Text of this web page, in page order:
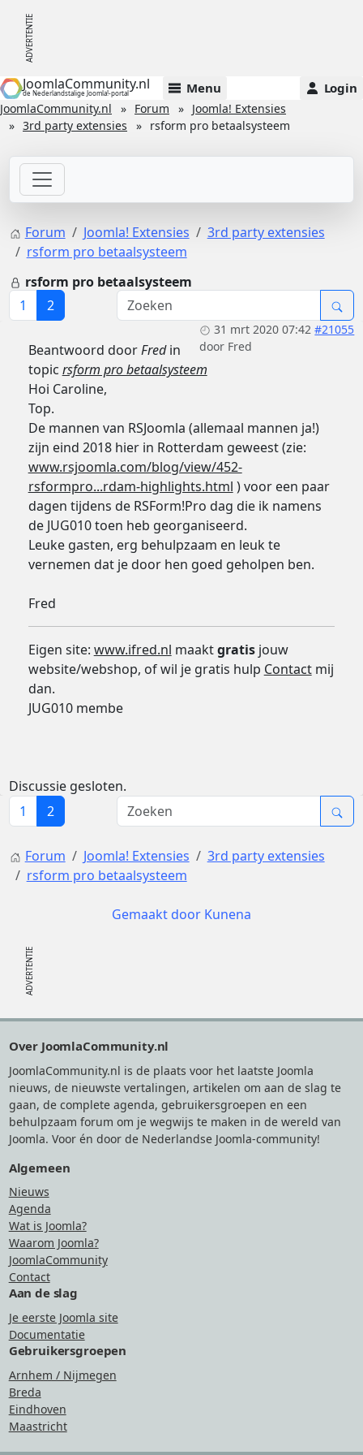
JoomlaCommunity.nl
de Nederlandstalige Joomla!-portal Menu Login
JoomlaCommunity.nl Forum
Joomla! Extensies
3rd party extensies
rsform pro betaalsysteem
Forum Joomla! Extensies
3rd party extensies
rsform pro betaalsysteem
rsform pro betaalsysteem
1
2
31 mrt 2020 07:42 #21055
door Fred
Beantwoord doorFredin
topic rsform pro betaalsysteem
Hoi Caroline,
Top.
De mannen van RSJoomla (allemaal mannen ja!)
zijn eind 2018 hier in Rotterdam geweest (zie:
www.rsjoomla.com/blog/view/452-
rsformpro...rdam-highlights.html ) voor een paar
dagen tijdens de RSForm!Pro dag die ik namens
de JUG010 toen heb georganiseerd.
Leuke gasten, erg behulpzaam en leuk te
vernemen dat je door hen goed geholpen ben.
Fred
Eigen site: www.ifred.nl maaktgratisjouw
website/webshop, of wil je gratis hulp Contactmij
dan.
JUG010 membe
Discussie gesloten.
1
2
Forum Joomla! Extensies
3rd party extensies
rsform pro betaalsysteem
Gemaakt door Kunena
Over JoomlaCommunity.nl
JoomlaCommunity.nl is de plaats voor het laatste Joomla
nieuws, de nieuwste vertalingen, artikelen om aan de slag te
gaan, de complete agenda, gebruikersgroepen en een
behulpzaam forum om je wegwijs te maken in de wereld van
Joomla. Voor én door de Nederlandse Joomla-community!
Algemeen
Nieuws
Agenda
Wat is Joomla?
Waarom Joomla?
JoomlaCommunity
Contact
Aan de slag
Je eerste Joomla site
Documentatie
Gebruikersgroepen
Arnhem / Nijmegen
Breda
Eindhoven
Maastricht